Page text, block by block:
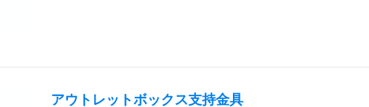
アウトレットボックス支持金具